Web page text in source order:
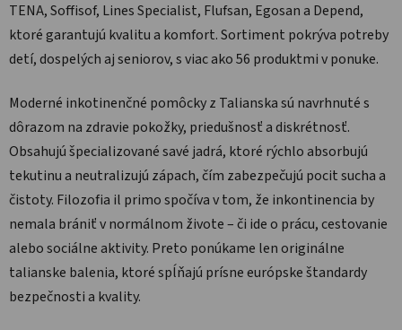
TENA, Soffisof, Lines Specialist, Flufsan, Egosan a Depend,
ktoré garantujú kvalitu a komfort. Sortiment pokrýva potreby
detí, dospelých aj seniorov, s viac ako 56 produktmi v ponuke.
Moderné inkotinenčné pomôcky z Talianska sú navrhnuté s
dôrazom na zdravie pokožky, priedušnosť a diskrétnosť.
Obsahujú špecializované savé jadrá, ktoré rýchlo absorbujú
tekutinu a neutralizujú zápach, čím zabezpečujú pocit sucha a
čistoty. Filozofia il primo spočíva v tom, že inkontinencia by
nemala brániť v normálnom živote – či ide o prácu, cestovanie
alebo sociálne aktivity. Preto ponúkame len originálne
talianske balenia, ktoré spĺňajú prísne európske štandardy
bezpečnosti a kvality.